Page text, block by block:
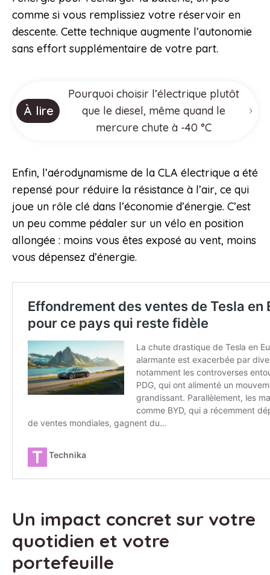
comme si vous remplissiez votre réservoir en
descente. Cette technique augmente l’autonomie
sans effort supplémentaire de votre part.
À lire
Pourquoi choisir l’électrique plutôt
que le diesel, même quand le
mercure chute à -40 °C
Enfin, l’aérodynamisme de la CLA électrique a été
repensé pour réduire la résistance à l’air, ce qui
joue un rôle clé dans l’économie d’énergie. C’est
un peu comme pédaler sur un vélo en position
allongée : moins vous êtes exposé au vent, moins
vous dépensez d’énergie.
Un impact concret sur votre
quotidien et votre
portefeuille